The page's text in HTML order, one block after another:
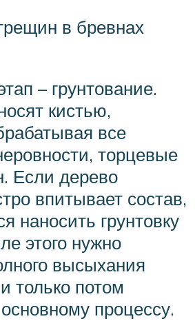
в бревнах
– грунтование.
кистью,
все
торцевые
Если дерево
впитывает состав,
наносить грунтовку
этого нужно
высыхания
только потом
процессу.